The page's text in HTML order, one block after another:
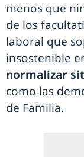
menos que
de los
laboral que
insostenible
normalizar
como las
de Familia.